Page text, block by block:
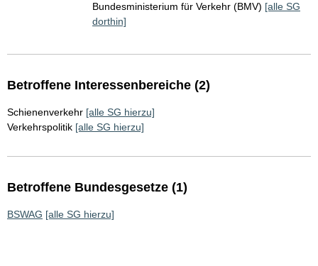
Bundesministerium für Verkehr (BMV) [alle SG
dorthin]
Betroffene Interessenbereiche (2)
Schienenverkehr [alle SG hierzu]
Verkehrspolitik [alle SG hierzu]
Betroffene Bundesgesetze (1)
BSWAG [alle SG hierzu]